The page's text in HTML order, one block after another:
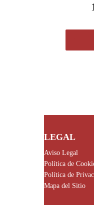
LEGAL
Aviso Legal
Política de
Política de
Mapa del Sitio